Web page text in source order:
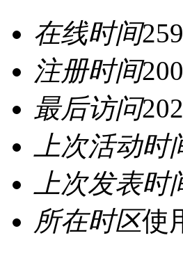
在线时间
注册时间
最后访问
上次活动时
上次发表时
所在时区使